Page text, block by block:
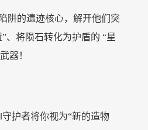
阱的遗迹核心，解开他们突
、将陨石转化为护盾的 “星
器！
守护者将你视为“新的造物